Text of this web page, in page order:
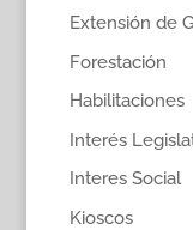
Extensión de
Forestación
Habilitaciones
Interés
Interes Social
Kioscos